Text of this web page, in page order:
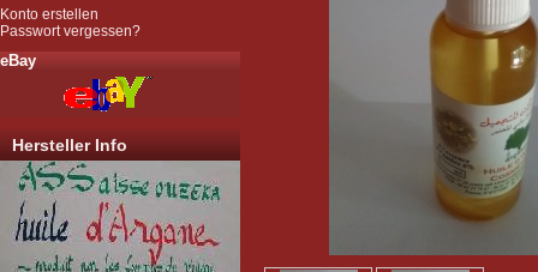
Konto erstellen
Passwort vergessen?
eBay
Hersteller Info